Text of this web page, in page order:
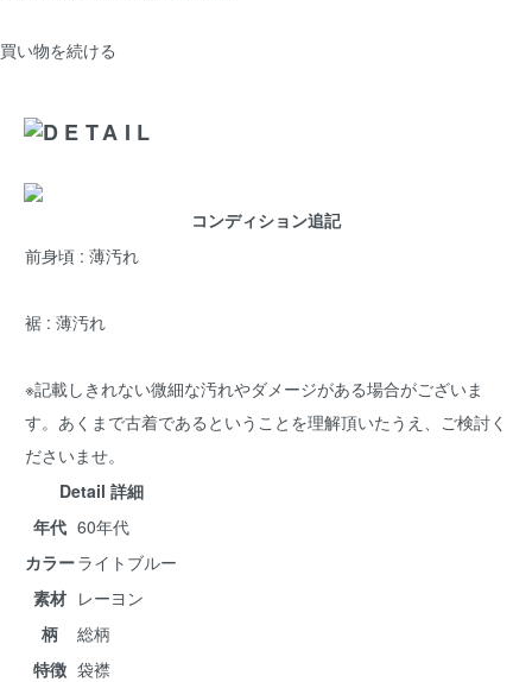
買い物を続ける
コンディション追記
前身頃 : 薄汚れ
裾 : 薄汚れ
※記載しきれない微細な汚れやダメージがある場合がございま
す。あくまで古着であるということを理解頂いたうえ、ご検討く
ださいませ。
Detail 詳細
年代 60年代
カラーライトブルー
素材 レーヨン
柄
総柄
特徴 袋襟